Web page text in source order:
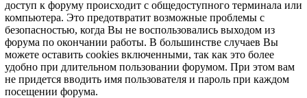
доступ к форуму происходит с общедоступного терминала или
компьютера. Это предотвратит возможные проблемы с
безопасностью, когда Вы не воспользовались выходом из
форума по окончании работы. В большинстве случаев Вы
можете оставить cookies включенными, так как это более
удобно при длительном пользовании форумом. При этом вам
не придется вводить имя пользователя и пароль при каждом
посещении форума.